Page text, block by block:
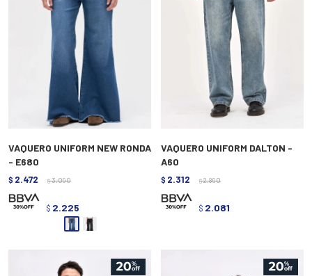
VAQUERO UNIFORM NEW RONDA
- E680
$ 2.472 $ 3.090
$ 2.225
VAQUERO UNIFORM DALTON -
A60
$ 2.312 $ 2.890
$ 2.081